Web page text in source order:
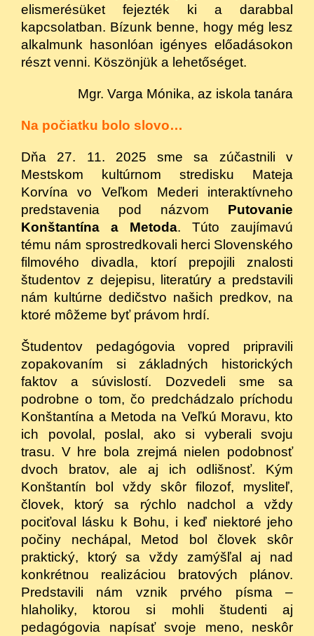
elismerésüket fejezték ki a darabbal
kapcsolatban. Bízunk benne, hogy még lesz
alkalmunk hasonlóan igényes előadásokon
részt venni. Köszönjük a lehetőséget.
Mgr. Varga Mónika, az iskola tanára
Na počiatku bolo slovo…
Dňa 27. 11. 2025 sme sa zúčastnili v
Mestskom kultúrnom stredisku Mateja
Korvína vo Veľkom Mederi interaktívneho
predstavenia pod názvom Putovanie
Konštantína a Metoda. Túto zaujímavú
tému nám sprostredkovali herci Slovenského
filmového divadla, ktorí prepojili znalosti
študentov z dejepisu, literatúry a predstavili
nám kultúrne dedičstvo našich predkov, na
ktoré môžeme byť právom hrdí.
Študentov pedagógovia vopred pripravili
zopakovaním si základných historických
faktov a súvislostí. Dozvedeli sme sa
podrobne o tom, čo predchádzalo príchodu
Konštantína a Metoda na Veľkú Moravu, kto
ich povolal, poslal, ako si vyberali svoju
trasu. V hre bola zrejmá nielen podobnosť
dvoch bratov, ale aj ich odlišnosť. Kým
Konštantín bol vždy skôr filozof, mysliteľ,
človek, ktorý sa rýchlo nadchol a vždy
pociťoval lásku k Bohu, i keď niektoré jeho
počiny nechápal, Metod bol človek skôr
praktický, ktorý sa vždy zamýšľal aj nad
konkrétnou realizáciou bratových plánov.
Predstavili nám vznik prvého písma –
hlaholiky, ktorou si mohli študenti aj
pedagógovia napísať svoje meno, neskôr